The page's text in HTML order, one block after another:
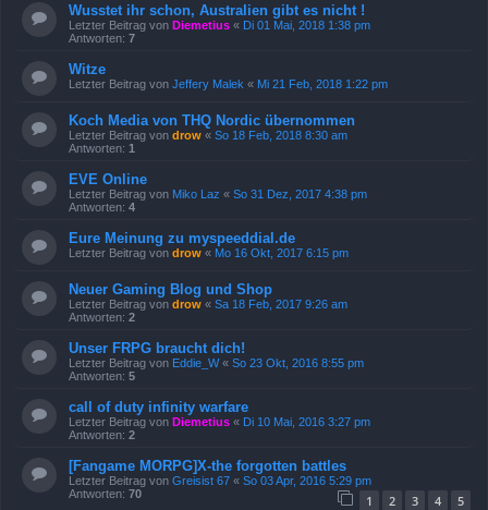
Wusstet ihr schon, Australien gibt es nicht !
Letzter Beitrag von Diemetius « Di 01 Mai, 2018 1:38 pm
Antworten: 7
Witze
Letzter Beitrag von Jeffery Malek « Mi 21 Feb, 2018 1:22 pm
Koch Media von THQ Nordic übernommen
Letzter Beitrag von drow « So 18 Feb, 2018 8:30 am
Antworten: 1
EVE Online
Letzter Beitrag von Miko Laz « So 31 Dez, 2017 4:38 pm
Antworten: 4
Eure Meinung zu myspeeddial.de
Letzter Beitrag von drow « Mo 16 Okt, 2017 6:15 pm
Neuer Gaming Blog und Shop
Letzter Beitrag von drow « Sa 18 Feb, 2017 9:26 am
Antworten: 2
Unser FRPG braucht dich!
Letzter Beitrag von Eddie_W« So 23 Okt, 2016 8:55 pm
Antworten: 5
call of duty infinity warfare
Letzter Beitrag von Diemetius « Di 10 Mai, 2016 3:27 pm
Antworten: 2
[Fangame MORPG]X-the forgotten battles
Letzter Beitrag von Greisist 67 « So 03 Apr, 2016 5:29 pm
Antworten: 70 1 2 3 4 5